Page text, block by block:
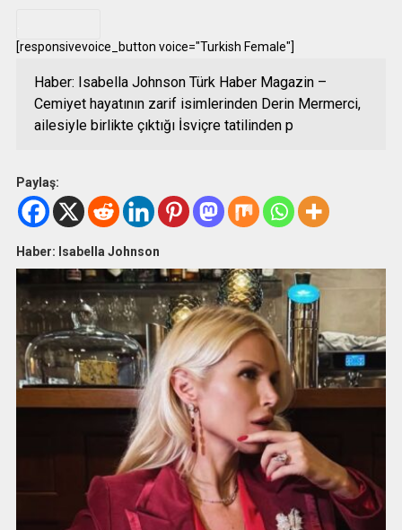
[responsivevoice_button voice="Turkish Female"]
Haber: Isabella Johnson Türk Haber Magazin –
Cemiyet hayatının zarif isimlerinden Derin Mermerci,
ailesiyle birlikte çıktığı İsviçre tatilinden p
Paylaş:
Haber: Isabella Johnson